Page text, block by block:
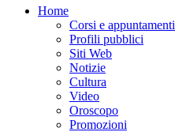
Home
Corsi e appuntamenti
Profili pubblici
Siti Web
Notizie
Cultura
Video
Oroscopo
Promozioni